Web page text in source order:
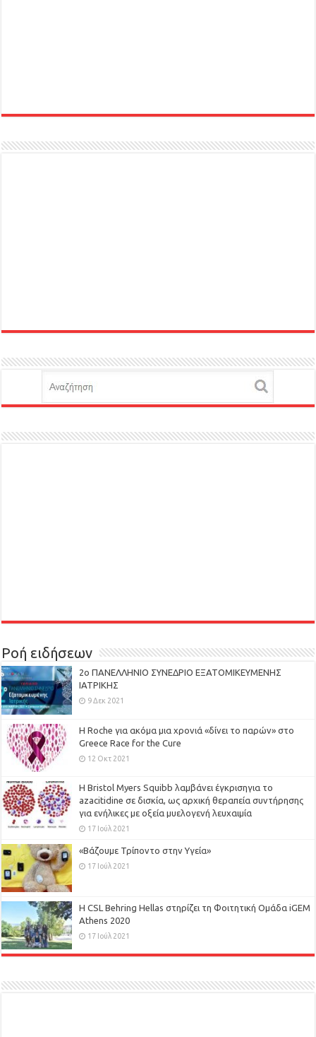
Ροή ειδήσεων
2ο ΠΑΝΕΛΛΗΝΙΟ ΣΥΝΕΔΡΙΟ ΕΞΑΤΟΜΙΚΕΥΜΕΝΗΣ
ΙΑΤΡΙΚΗΣ
9 Δεκ 2021
H Roche για ακόμα μια χρονιά «δίνει το παρών» στο
Greece Race for the Cure
12 Οκτ 2021
Η Bristol Myers Squibb λαμβάνει έγκρισηγια το
azacitidine σε δισκία, ως αρχική θεραπεία συντήρησης
για ενήλικες με οξεία μυελογενή λευχαιμία
17 Ιούλ 2021
«Βάζουμε Τρίποντο στην Υγεία»
17 Ιούλ 2021
H CSL Behring Hellas στηρίζει τη Φοιτητική Ομάδα iGEM
Athens 2020
17 Ιούλ 2021